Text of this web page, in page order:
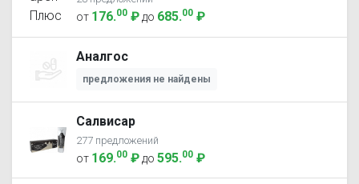
от 176.00 ₽ до 685.00 ₽
Аналгос
предложения не найдены
Салвисар
277 предложений
от 169.00 ₽ до 595.00 ₽